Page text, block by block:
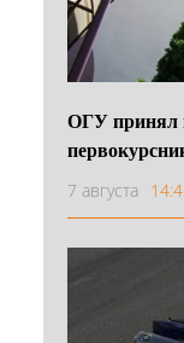
ОГУ принял
7 августа